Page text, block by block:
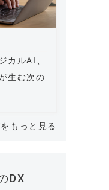
カルAI、
生む次の
もっと見る
DX